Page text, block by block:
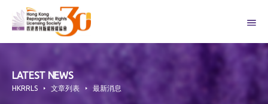
content
LATEST NEWS
HKRRLS 文章列表 最新消息